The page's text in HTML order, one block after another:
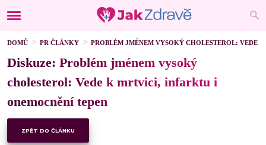
DOMŮ PR ČLÁNKY PROBLÉM JMÉNEM VYSOKÝ CHOLESTEROL: VEDE
Diskuze: Problém jménem vysoký
cholesterol: Vede k mrtvici, infarktu i
onemocnění tepen
ZPĚT DO ČLÁNKU